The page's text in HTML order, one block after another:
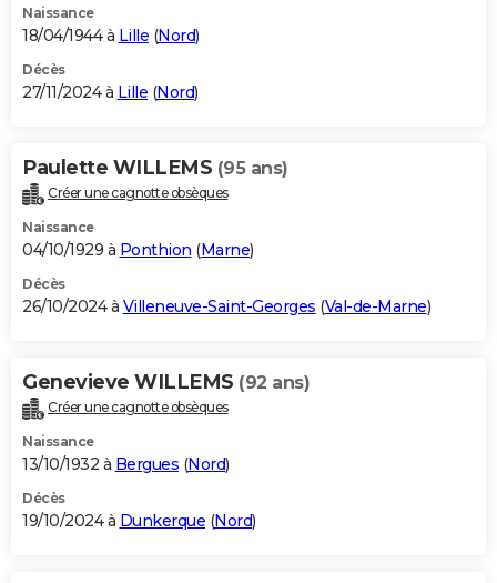
Naissance
18/04/1944 à Lille (Nord)
Décès
27/11/2024 à Lille (Nord)
Paulette WILLEMS (95 ans)
Créer une cagnotte obsèques
Naissance
04/10/1929 à Ponthion (Marne)
Décès
26/10/2024 à Villeneuve-Saint-Georges (Val-de-Marne)
Genevieve WILLEMS (92 ans)
Créer une cagnotte obsèques
Naissance
13/10/1932 à Bergues (Nord)
Décès
19/10/2024 à Dunkerque (Nord)